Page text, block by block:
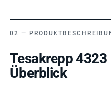
Tesakrepp 4323
Überblick